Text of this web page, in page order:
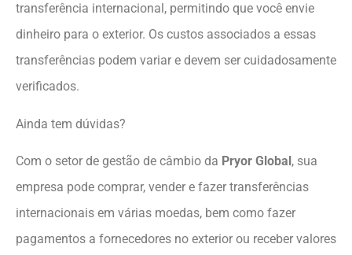
transferência internacional, permitindo que você envie
dinheiro para o exterior. Os custos associados a essas
transferências podem variar e devem ser cuidadosamente
verificados.
Ainda tem dúvidas?
Com o setor de gestão de câmbio da Pryor Global , sua
empresa pode comprar, vender e fazer transferências
internacionais em várias moedas, bem como fazer
pagamentos a fornecedores no exterior ou receber valores